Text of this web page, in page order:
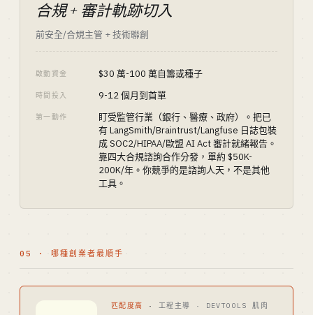
合規 + 審計軌跡切入
前安全/合規主管 + 技術聯創
啟動資金 $30 萬-100 萬自籌或種子
時間投入 9-12 個月到首單
第一動作
盯受監管行業（銀行、醫療、政府）。把已
有 LangSmith/Braintrust/Langfuse 日誌包裝
成 SOC2/HIPAA/歐盟 AI Act 審計就緒報告。
靠四大合規諮詢合作分發，單約 $50K-
200K/年。你競爭的是諮詢人天，不是其他
工具。
05 · 哪種創業者最順手
匹配度高 · 工程主導 · DEVTOOLS 肌肉